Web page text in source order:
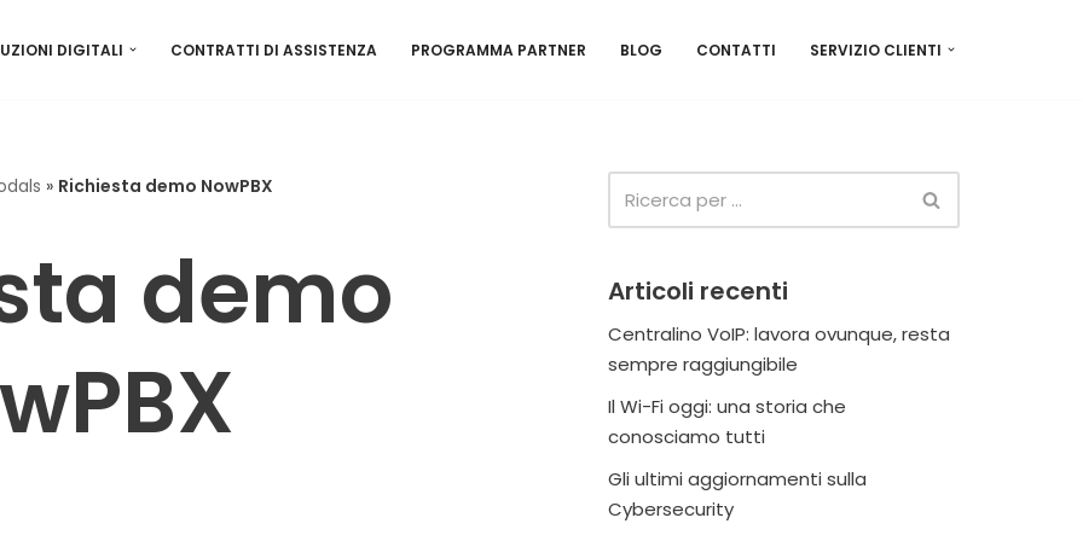
DIGITALI CONTRATTI DI ASSISTENZA PROGRAMMA PARTNER BLOG CONTATTI SERVIZIO CLIENTI
» Richiesta demo NowPBX
demo
Articoli recenti
Centralino VoIP: lavora ovunque, resta
sempre raggiungibile
Il Wi-Fi oggi: una storia che
conosciamo tutti
Gli ultimi aggiornamenti sulla
Cybersecurity